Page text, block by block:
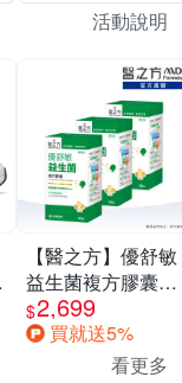
活動說明
【醫之方】優舒敏
益生菌複方膠囊
(60粒) 三入組
$2,699
買就送5%
看更多